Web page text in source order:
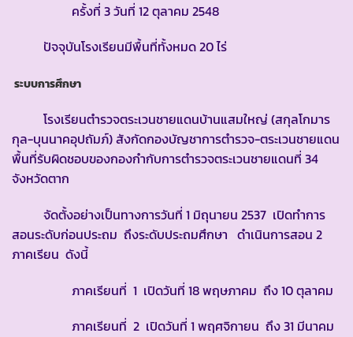
ครั้งที่ 3 วันที่ 12 ตุลาคม 2548
ปัจจุบันโรงเรียนมีพื้นที่ทั้งหมด 20 ไร่
ระบบการศึกษา
โรงเรียนตำรวจตระเวนชายแดนบ้านแสมใหญ่ (สกุลโกมาร
กุล-บุนนาคอุปถัมภ์) สังกัดกองบัญชาการตำรวจ-ตระเวนชายแดน
พื้นที่รับผิดชอบของกองกำกับการตำรวจตระเวนชายแดนที่ 34
จังหวัดตาก
จัดตั้งอย่างเป็นทางการวันที่ 1 มิถุนายน 2537 เปิดทำการ
สอนระดับก่อนประถม ถึงระดับประถมศึกษา ดำเนินการสอน 2
ภาคเรียน ดังนี้
ภาคเรียนที่ 1 เปิดวันที่ 18 พฤษภาคม ถึง 10 ตุลาคม
ภาคเรียนที่ 2 เปิดวันที่ 1 พฤศจิกายน ถึง 31 มีนาคม